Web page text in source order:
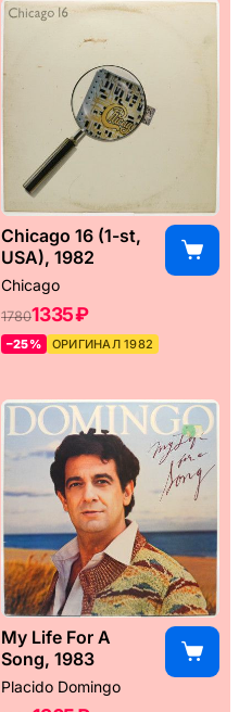
Chicago 16 (1-st,
USA), 1982
Chicago
17801335 ₽
–25% ОРИГИНАЛ 1982
My Life For A
Song, 1983
Placido Domingo